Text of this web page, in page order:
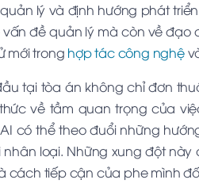
lý và định hướng phát
đề quản lý mà còn về đạo
mới trong hợp tác công nghệ
tại tòa án không chỉ đơn
về tầm quan trọng của
có thể theo đuổi những
nhân loại. Những xung đột
cách tiếp cận của phe mình